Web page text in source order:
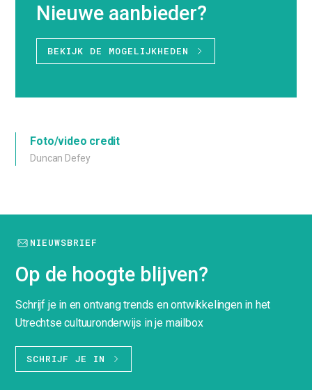
Nieuwe aanbieder?
BEKIJK DE MOGELIJKHEDEN
Foto/video credit
Duncan Defey
NIEUWSBRIEF
Op de hoogte blijven?
Schrijf je in en ontvang trends en ontwikkelingen in het
Utrechtse cultuuronderwijs in je mailbox
SCHRIJF JE IN